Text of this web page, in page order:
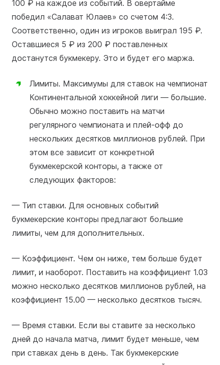
100 ₽ на каждое из событий. В овертайме
победил «Салават Юлаев» со счетом 4:3.
Соответственно, один из игроков выиграл 195 ₽.
Оставшиеся 5 ₽ из 200 ₽ поставленных
достанутся букмекеру. Это и будет его маржа.
Лимиты. Максимумы для ставок на чемпионат
Континентальной хоккейной лиги — большие.
Обычно можно поставить на матчи
регулярного чемпионата и плей-офф до
нескольких десятков миллионов рублей. При
этом все зависит от конкретной
букмекерской конторы, а также от
следующих факторов:
— Тип ставки. Для основных событий
букмекерские конторы предлагают большие
лимиты, чем для дополнительных.
— Коэффициент. Чем он ниже, тем больше будет
лимит, и наоборот. Поставить на коэффициент 1.03
можно несколько десятков миллионов рублей, на
коэффициент 15.00 — несколько десятков тысяч.
— Время ставки. Если вы ставите за несколько
дней до начала матча, лимит будет меньше, чем
при ставках день в день. Так букмекерские